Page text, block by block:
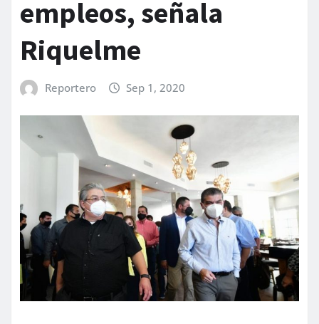
empleos, señala
Riquelme
Reportero Sep 1, 2020